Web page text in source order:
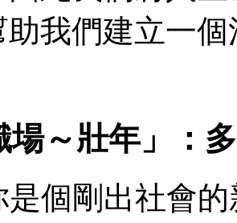
助我們建立一
場～壯年」：
是個剛出社會